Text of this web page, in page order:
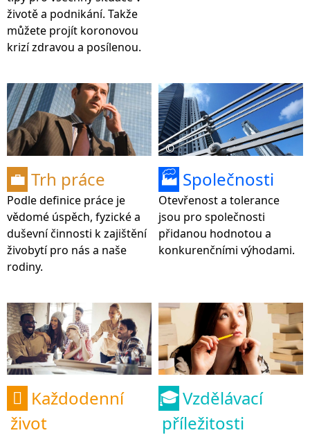
životě a podnikání. Takže
můžete projít koronovou
krizí zdravou a posílenou.
💼 Trh práce
Podle definice práce je
vědomé úspěch, fyzické a
duševní činnosti k zajištění
živobytí pro nás a naše
rodiny.
©
🏭 Společnosti
Otevřenost a tolerance
jsou pro společnosti
přidanou hodnotou a
konkurenčními výhodami.

Každodenní
život
🎓 Vzdělávací
příležitosti